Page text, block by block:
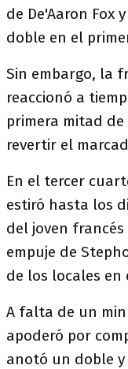
de De'Aaron Fox
doble en el
Sin embargo, la
reaccionó a
primera mitad
revertir el
En el tercer
estiró hasta los
del joven
empuje de
de los locales
A falta de un
apoderó por
anotó un doble